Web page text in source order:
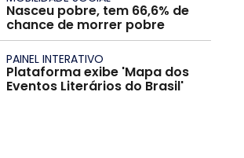
Nasceu pobre, tem 66,6% de
chance de morrer pobre
PAINEL INTERATIVO
Plataforma exibe 'Mapa dos
Eventos Literários do Brasil'